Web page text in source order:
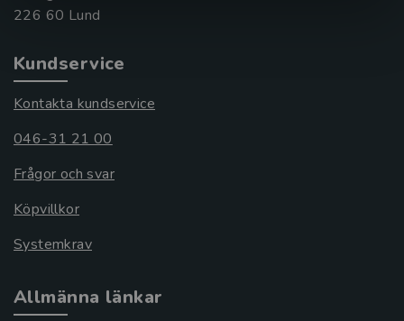
Kundservice
Kontakta kundservice
046-31 21 00
Frågor och svar
Köpvillkor
Systemkrav
Allmänna länkar